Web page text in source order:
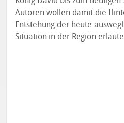
Autoren wollen damit die
Entstehung der heute
Situation in der Region